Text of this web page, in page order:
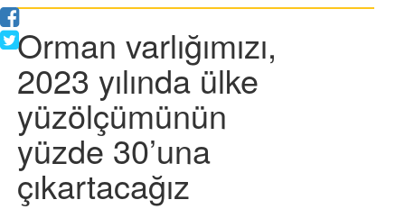
Orman varlığımızı,
2023 yılında ülke
yüzölçümünün
yüzde 30’una
çıkartacağız